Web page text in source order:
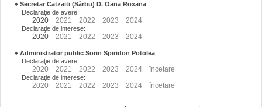
♦ Secretar Catzaiti (Sârbu) D. Oana Roxana
Declaraţie de avere:
2020 2021 2022 2023 2024
Declaraţie de interese:
2020 2021 2022 2023 2024
♦ Administrator public Sorin Spiridon Potolea
Declaraţie de avere:
2020 2021 2022 2023 2024 încetare
Declaraţie de interese:
2020 2021 2022 2023 2024 încetare